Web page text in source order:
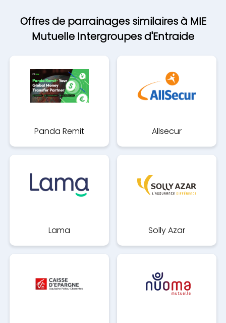
Offres de parrainages similaires à MIE
Mutuelle Intergroupes d'Entraide
Panda Remit Allsecur
Lama Solly Azar